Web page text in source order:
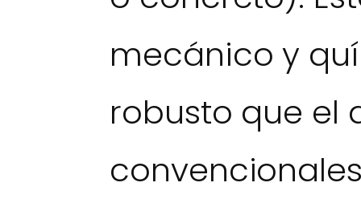
mecánico y
robusto que el